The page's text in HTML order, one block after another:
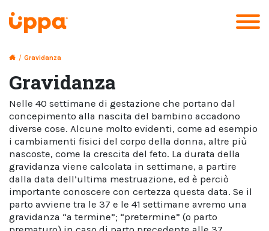
/ Gravidanza
Gravidanza
Nelle 40 settimane di gestazione che portano dal
concepimento alla nascita del bambino accadono
diverse cose. Alcune molto evidenti, come ad esempio
i cambiamenti fisici del corpo della donna, altre più
nascoste, come la crescita del feto. La durata della
gravidanza viene calcolata in settimane, a partire
dalla data dell’ultima mestruazione, ed è perciò
importante conoscere con certezza questa data. Se il
parto avviene tra le 37 e le 41 settimane avremo una
gravidanza “a termine”; “pretermine” (o parto